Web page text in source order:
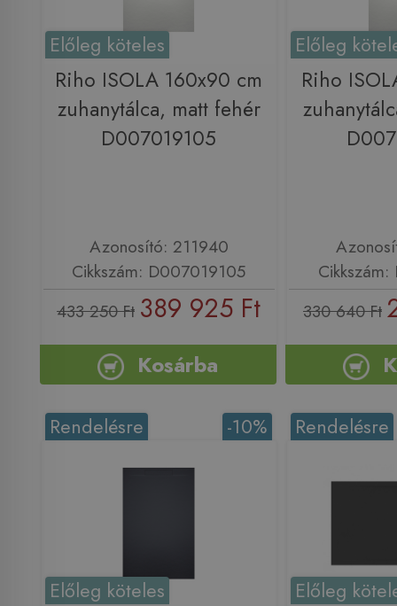
Előleg köteles
Riho ISOLA 160x90 cm
zuhanytálca, matt fehér
D007019105
Azonosító: 211940
Cikkszám: D007019105
433 250 Ft 389 925 Ft
Kosárba
Előleg
Riho
330 640 Ft
-10%
Rendelésre
Előleg köteles
Rendelésre
Előleg